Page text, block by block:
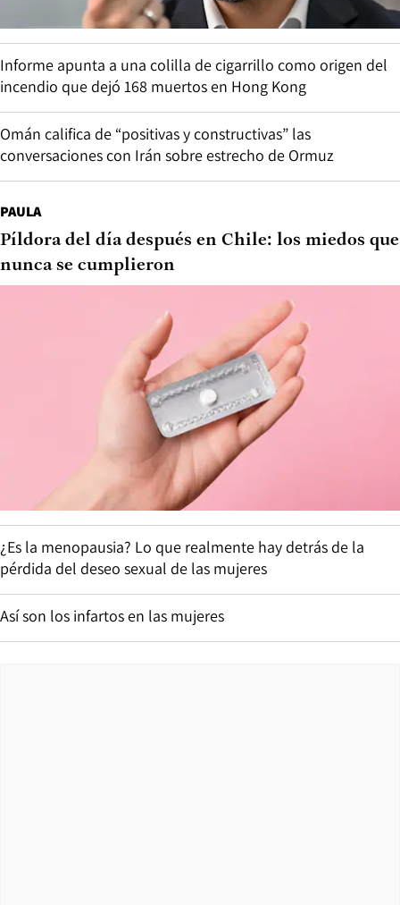
Informe apunta a una colilla de cigarrillo como origen del
incendio que dejó 168 muertos en Hong Kong
Omán califica de “positivas y constructivas” las
conversaciones con Irán sobre estrecho de Ormuz
PAULA
Píldora del día después en Chile: los miedos que
nunca se cumplieron
¿Es la menopausia? Lo que realmente hay detrás de la
pérdida del deseo sexual de las mujeres
Así son los infartos en las mujeres